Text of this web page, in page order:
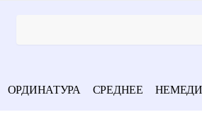
ОРДИНАТУРА СРЕДНЕЕ